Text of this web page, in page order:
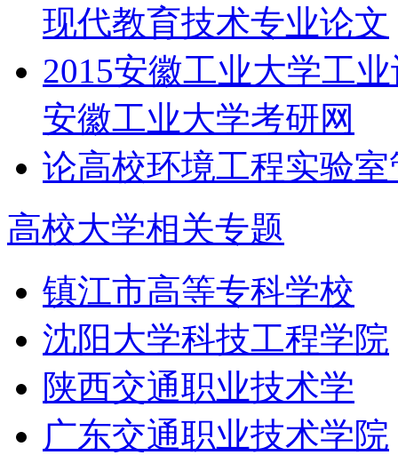
现代教育技术专业论文
2015安徽工业大学工
安徽工业大学考研网
论高校环境工程实验
高校大学相关专题
镇江市高等专科学校
沈阳大学科技工程学院
陕西交通职业技术学
广东交通职业技术学院